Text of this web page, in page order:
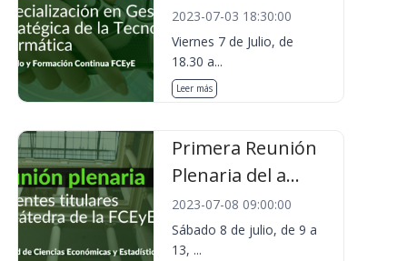
2023-07-03 18:30:00
Viernes 7 de Julio, de
18.30 a...
Leer más
Primera Reunión
Plenaria del a...
2023-07-08 09:00:00
Sábado 8 de julio, de 9 a
13, ...